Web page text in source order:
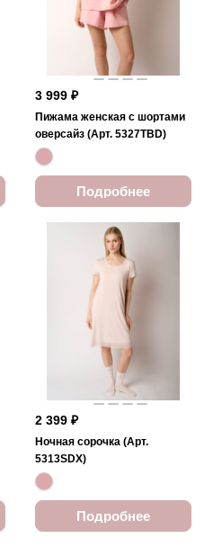
3 999 ₽
Пижама женская с шортами
оверсайз (Арт. 5327TBD)
Подробнее
2 399 ₽
Ночная сорочка (Арт.
5313SDX)
Подробнее